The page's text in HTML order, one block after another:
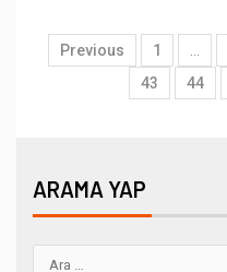
Previous 1
43
44
ARAMA YAP